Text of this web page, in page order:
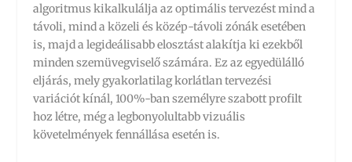
algoritmus kikalkulálja az optimális tervezést mind a
távoli, mind a közeli és közép-távoli zónák esetében
is, majd a legideálisabb elosztást alakítja ki ezekből
minden szemüvegviselő számára. Ez az egyedülálló
eljárás, mely gyakorlatilag korlátlan tervezési
variációt kínál, 100%-ban személyre szabott profilt
hoz létre, még a legbonyolultabb vizuális
követelmények fennállása esetén is.